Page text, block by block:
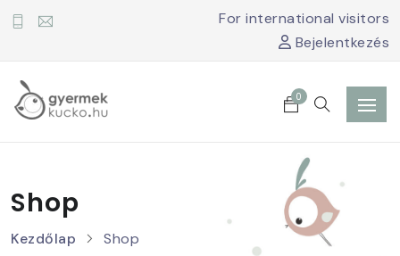
For international visitors
Bejelentkezés
0
Shop
Kezdőlap Shop